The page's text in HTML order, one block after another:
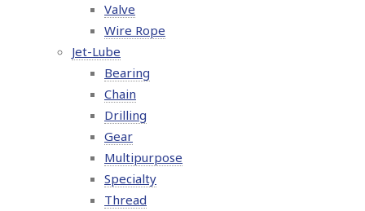
Valve
Wire Rope
Jet-Lube
Bearing
Chain
Drilling
Gear
Multipurpose
Specialty
Thread